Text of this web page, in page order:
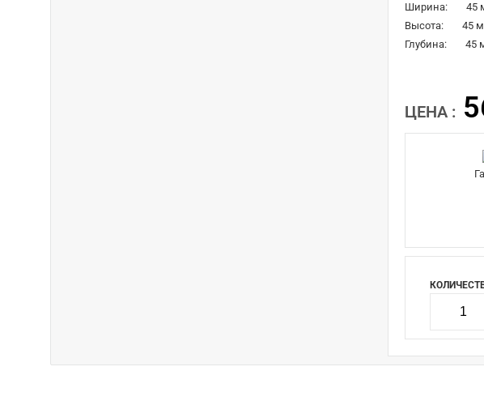
Ширина:
45
Высота:
45
Глубина:
45
ЦЕНА :